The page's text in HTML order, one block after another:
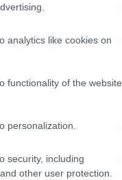
analytics like cookies on
functionality of the website
personalization.
security, including
other user protection.